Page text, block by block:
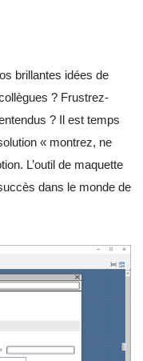
brillantes idées de
? Frustrez-
? Il est temps
« montrez, ne
L’outil de maquette
dans le monde de